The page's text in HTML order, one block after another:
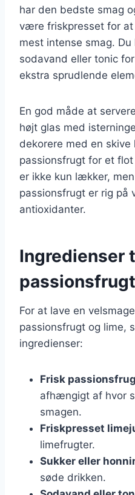
har den bedste smag
være friskpresset for
mest intense smag.
sodavand eller tonic
ekstra sprudlende
En god måde at
højt glas med
dekorere med en skive
passionsfrugt for et
er ikke kun lækker,
passionsfrugt er rig på
antioxidanter.
Ingredienser
For at lave en
passionsfrugt og lime,
ingredienser:
Frisk
afhængigt af hvor
smagen.
Friskpresset
limefrugter.
Sukker eller
søde drikken.